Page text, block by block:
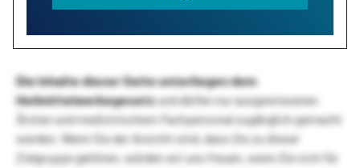
Die Inhalte dieser Seite unterliegen dem
Heilmittelwerbegesetzund dürfen nur ausgewiesenen
Ärzten und medizinischem Fachpersonal zugänglich gemacht
werden. Wenn Sie der Ansicht sind, dass Sie zu dieser
Zielgruppe gehören, würden wir uns freuen, wenn Sie sich für